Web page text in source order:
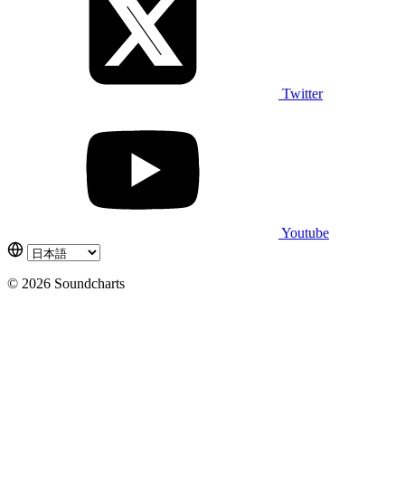
Twitter
Youtube
© 2026 Soundcharts